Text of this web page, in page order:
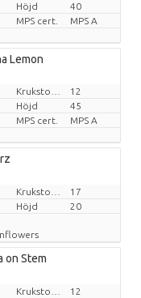
Höjd
40
MPS cert.
MPS A
Lemon
12
Höjd
45
MPS cert.
MPS A
17
Höjd
20
on Stem
12